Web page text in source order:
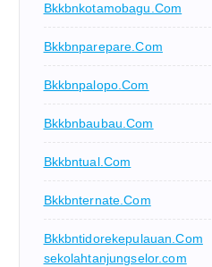
Bkkbnkotamobagu.com
Bkkbnparepare.com
Bkkbnpalopo.com
Bkkbnbaubau.com
Bkkbntual.com
Bkkbnternate.com
Bkkbntidorekepulauan.com
sekolahtanjungselor.com